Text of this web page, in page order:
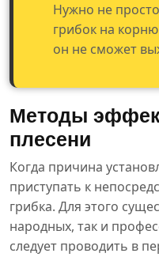
Нужно не
грибок на
он не сможет
Методы
плесени
Когда причина
приступать к
грибка. Для этого
народных, так и
следует проводить в